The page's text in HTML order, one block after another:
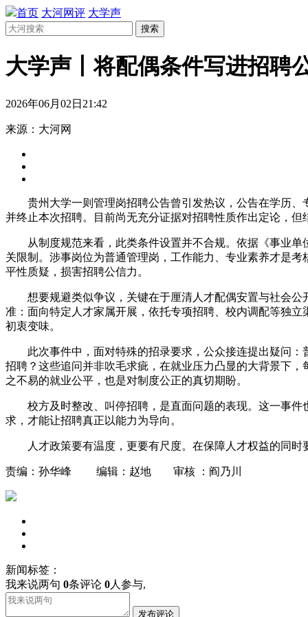
首页 大河网评 大学声
搜索
大学声丨将配偶条件写进招聘
2026年06月02日21:42
来源：大河网
贵州大学一则管理岗招聘公告曾引发热议，公告在学历
并终止本次招聘。目前尚无充分证据对招聘性质作出定论，
从制度规范来看，此类条件设置并不合规。依据《事业
关限制。涉事岗位为普通管理岗，工作能力、专业素养才是
平性质疑，损害招聘公信力。
想要规避类似争议，关键在于厘清人才配偶安置与社会
准：面向特定人才家属开展，依托专项招聘、校内调配等独
初衷变味。
此次事件中，面对特殊的招录要求，公众接连提出疑问
招聘？这些追问并非吹毛求疵，在就业压力凸显的大背景下
之不易的就业公平，也是对制度公正的真切期盼。
校方及时整改、叫停招聘，是直面问题的表现。这一事
求，才能让招聘真正以能力为导向。
人才政策要有温度，更要有尺度。在保障人才权益的同
责编：孙华峰 编辑：赵地 审核 ：阎乃川
新闻标签：
我来说两句 0条评论 0人参与,
发布评论